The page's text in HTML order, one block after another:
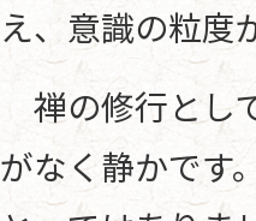
え、意識の粒度
禅の修行とし
がなく静かです